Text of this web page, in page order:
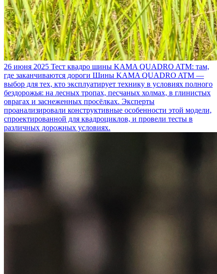
26 июня 2025 Тест квадро шины KAMA QUADRO ATM: там,
где заканчиваются дороги Шины KAMA QUADRO ATM —
выбор для тех, кто эксплуатирует технику в условиях полного
бездорожья: на лесных тропах, песчаных холмах, в глинистых
оврагах и заснеженных просёлках. Эксперты
проанализировали конструктивные особенности этой модели,
спроектированной для квадроциклов, и провели тесты в
различных дорожных условиях.